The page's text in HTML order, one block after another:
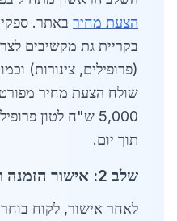
הצעת מחיר באתר. ספקי
בקריית גת מקשיבים
שולח הצעת מחיר
תוך יום.
שלב 2: אישור הזמנה ובחירת חומרים
לאחר אישור, לקוח